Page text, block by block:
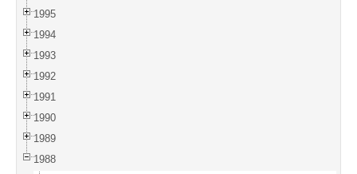
1995
1994
1993
1992
1991
1990
1989
1988